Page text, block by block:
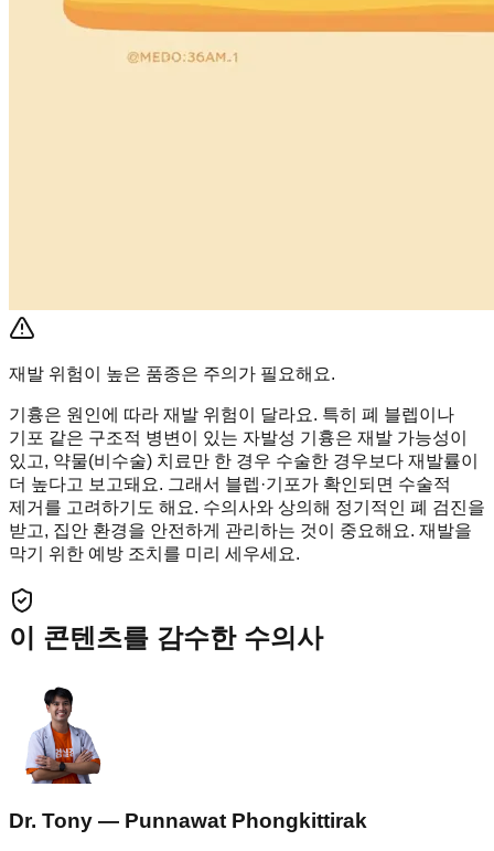
재발 위험이 높은 품종은 주의가 필요해요.
기흉은 원인에 따라 재발 위험이 달라요. 특히 폐 블렙이나
기포 같은 구조적 병변이 있는 자발성 기흉은 재발 가능성이
있고, 약물(비수술) 치료만 한 경우 수술한 경우보다 재발률이
더 높다고 보고돼요. 그래서 블렙·기포가 확인되면 수술적
제거를 고려하기도 해요. 수의사와 상의해 정기적인 폐 검진을
받고, 집안 환경을 안전하게 관리하는 것이 중요해요. 재발을
막기 위한 예방 조치를 미리 세우세요.
이 콘텐츠를 감수한 수의사
Dr. Tony — Punnawat Phongkittirak